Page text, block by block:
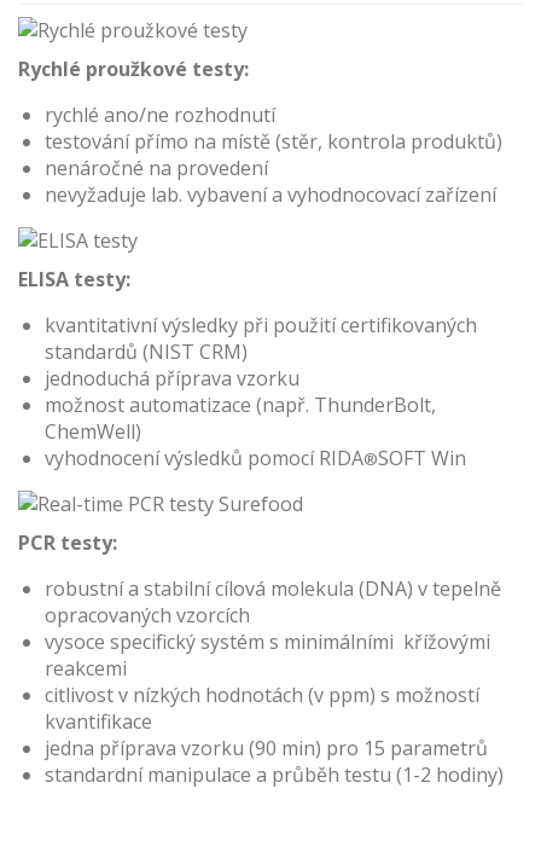
Rychlé proužkové testy:
rychlé ano/ne rozhodnutí
testování přímo na místě (stěr, kontrola produktů)
nenáročné na provedení
nevyžaduje lab. vybavení a vyhodnocovací zařízení
ELISA testy:
kvantitativní výsledky při použití certifikovaných
standardů (NIST CRM)
jednoduchá příprava vzorku
možnost automatizace (např. ThunderBolt,
ChemWell)
vyhodnocení výsledků pomocí RIDA®SOFT Win
PCR testy:
robustní a stabilní cílová molekula (DNA) v tepelně
opracovaných vzorcích
vysoce specifický systém s minimálními křížovými
reakcemi
citlivost v nízkých hodnotách (v ppm) s možností
kvantifikace
jedna příprava vzorku (90 min) pro 15 parametrů
standardní manipulace a průběh testu (1-2 hodiny)